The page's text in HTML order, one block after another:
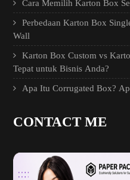
Cara Memilih Karton Box
Perbedaan Karton Box
Wall
Karton Box Custom vs
Tepat untuk Bisnis Anda?
Apa Itu Corrugated Box?
CONTACT ME